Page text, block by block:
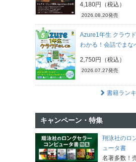
4,180円（税込）
2026.08.20発売
Azure1年生 クラウ
わかる！会話でまな
2,750円（税込）
2026.07.27発売
書籍ラン
キャンペーン・特集
翔泳社のロ
ュータ書
名著多数！